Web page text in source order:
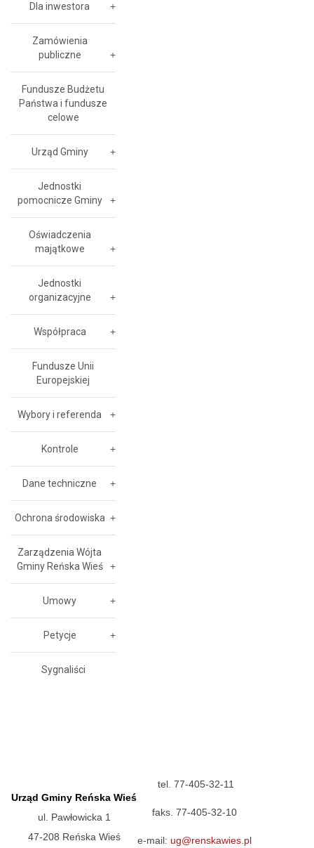
Dla inwestora
Zamówienia
publiczne
Fundusze Budżetu
Państwa i fundusze
celowe
Urząd Gminy
Jednostki
pomocnicze Gminy
Oświadczenia
majątkowe
Jednostki
organizacyjne
Współpraca
Fundusze Unii
Europejskiej
Wybory i referenda
Kontrole
Dane techniczne
Ochrona środowiska
Zarządzenia Wójta
Gminy Reńska Wieś
Umowy
Petycje
Sygnaliści
Urząd Gminy Reńska Wieś
ul. Pawłowicka 1
47-208 Reńska Wieś
tel. 77-405-32-11
faks. 77-405-32-10
e-mail: ug@renskawies.pl